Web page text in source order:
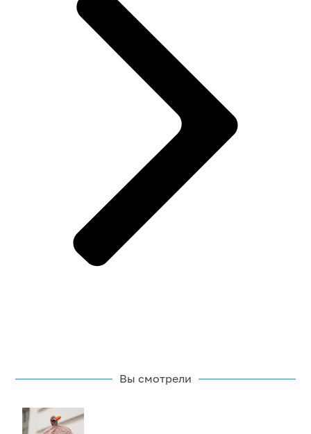
Вы смотрели